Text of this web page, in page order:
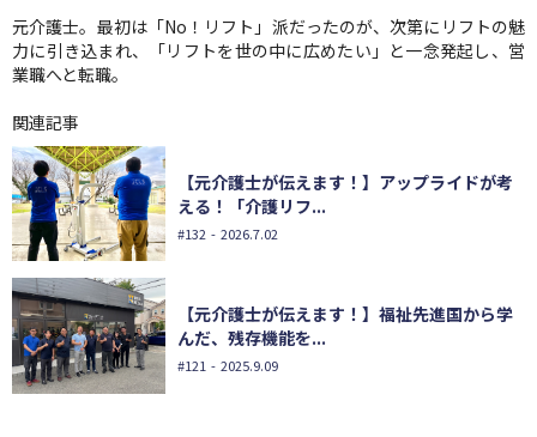
元介護士。最初は「No！リフト」派だったのが、次第にリフトの魅
力に引き込まれ、「リフトを世の中に広めたい」と一念発起し、営
業職へと転職。
関連記事
【元介護士が伝えます！】アップライドが考
える！「介護リフ...
#132 - 2026.7.02
【元介護士が伝えます！】福祉先進国から学
んだ、残存機能を...
#121 - 2025.9.09